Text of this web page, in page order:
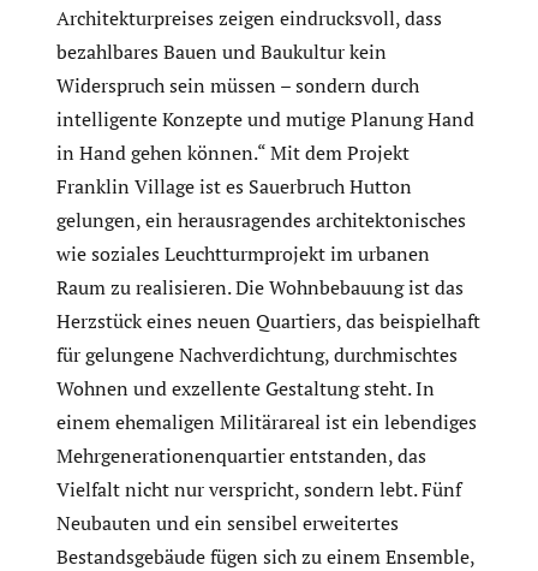
Architekturpreises zeigen eindrucksvoll, dass
bezahlbares Bauen und Baukultur kein
Widerspruch sein müssen – sondern durch
intelligente Konzepte und mutige Planung Hand
in Hand gehen können.“ Mit dem Projekt
Franklin Village ist es Sauerbruch Hutton
gelungen, ein herausragendes architektonisches
wie soziales Leuchtturmprojekt im urbanen
Raum zu realisieren. Die Wohnbebauung ist das
Herzstück eines neuen Quartiers, das beispielhaft
für gelungene Nachverdichtung, durchmischtes
Wohnen und exzellente Gestaltung steht. In
einem ehemaligen Militärareal ist ein lebendiges
Mehrgenerationenquartier entstanden, das
Vielfalt nicht nur verspricht, sondern lebt. Fünf
Neubauten und ein sensibel erweitertes
Bestandsgebäude fügen sich zu einem Ensemble,